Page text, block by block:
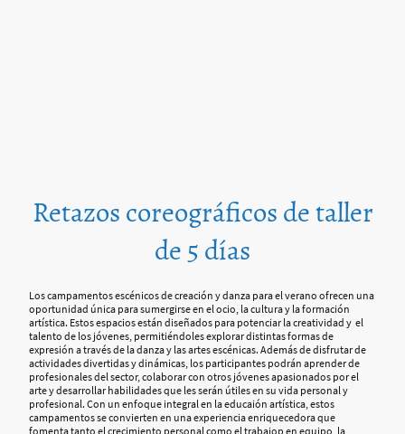
Retazos coreográficos de taller
de 5 días
Los campamentos escénicos de creación y danza para el verano ofrecen una
oportunidad única para sumergirse en el ocio, la cultura y la formación
artística. Estos espacios están diseñados para potenciar la creatividad y el
talento de los jóvenes, permitiéndoles explorar distintas formas de
expresión a través de la danza y las artes escénicas. Además de disfrutar de
actividades divertidas y dinámicas, los participantes podrán aprender de
profesionales del sector, colaborar con otros jóvenes apasionados por el
arte y desarrollar habilidades que les serán útiles en su vida personal y
profesional. Con un enfoque integral en la educaión artística, estos
campamentos se convierten en una experiencia enriquecedora que
fomenta tanto el crecimiento personal como el trabajop en equipo, la